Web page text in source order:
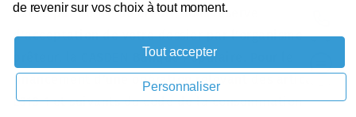
fixées par l’offre de crédit, sous réserve
d’acceptation de votre dossier par l’organisme
prêteur, la CASDEN Banque Populaire. Pour le
financement d’une opération relevant des articles
L313-1 et suivants du code de la consommation
de revenir sur vos choix à tout moment.
Tout accepter
Personnaliser